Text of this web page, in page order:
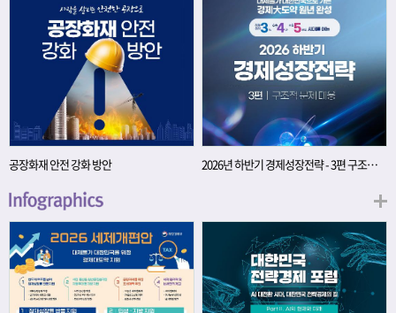
얻는 문제 해결 경험은 모두 개인의 역량으
로 축적됩니다. 경제학에서는 이.......
기간: 2026년 3월 4일(수) ~ 3월 9일(월) 경
품: 커피쿠폰 (60명) 참여.......
공장화재 안전 강화 방안 2026년 하반기 경제성장전략 - 3편 구조적 문제 대응